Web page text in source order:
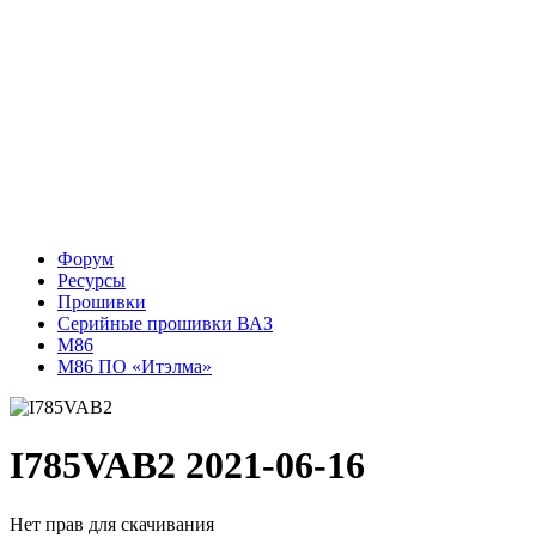
Форум
Ресурсы
Прошивки
Серийные прошивки ВАЗ
M86
М86 ПО «Итэлма»
I785VAB2 2021-06-16
Нет прав для скачивания